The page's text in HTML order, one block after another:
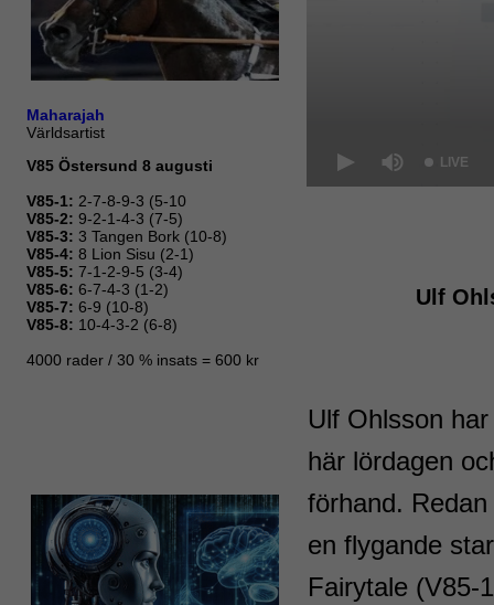
Ulf
Ulf Ohlsson
här lördagen
förhand.
en flygande
Fairytale (V85-